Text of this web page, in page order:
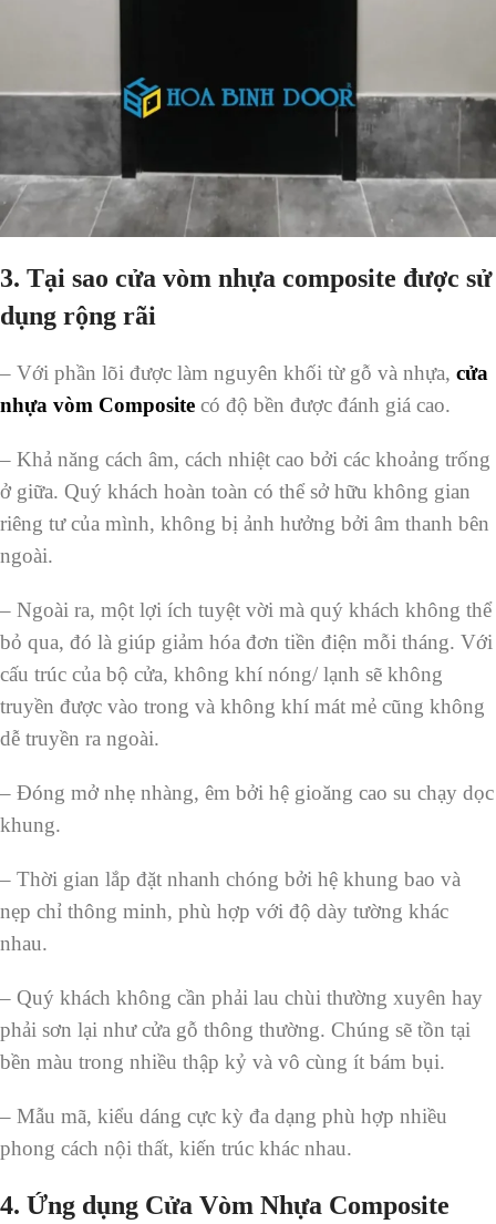
3. Tại sao cửa vòm nhựa composite được sử
dụng rộng rãi
– Với phần lõi được làm nguyên khối từ gỗ và nhựa, cửa
nhựa vòm Composite có độ bền được đánh giá cao.
– Khả năng cách âm, cách nhiệt cao bởi các khoảng trống
ở giữa. Quý khách hoàn toàn có thể sở hữu không gian
riêng tư của mình, không bị ảnh hưởng bởi âm thanh bên
ngoài.
– Ngoài ra, một lợi ích tuyệt vời mà quý khách không thể
bỏ qua, đó là giúp giảm hóa đơn tiền điện mỗi tháng. Với
cấu trúc của bộ cửa, không khí nóng/ lạnh sẽ không
truyền được vào trong và không khí mát mẻ cũng không
dễ truyền ra ngoài.
– Đóng mở nhẹ nhàng, êm bởi hệ gioăng cao su chạy dọc
khung.
– Thời gian lắp đặt nhanh chóng bởi hệ khung bao và
nẹp chỉ thông minh, phù hợp với độ dày tường khác
nhau.
– Quý khách không cần phải lau chùi thường xuyên hay
phải sơn lại như cửa gỗ thông thường. Chúng sẽ tồn tại
bền màu trong nhiều thập kỷ và vô cùng ít bám bụi.
– Mẫu mã, kiểu dáng cực kỳ đa dạng phù hợp nhiều
phong cách nội thất, kiến trúc khác nhau.
4. Ứng dụng Cửa Vòm Nhựa Composite